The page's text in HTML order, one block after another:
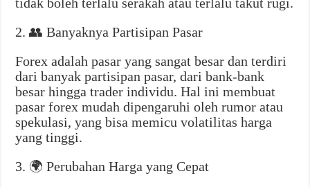
2. 👥 Banyaknya Partisipan Pasar
Forex adalah pasar yang sangat besar dan terdiri
dari banyak partisipan pasar, dari bank-bank
besar hingga trader individu. Hal ini membuat
pasar forex mudah dipengaruhi oleh rumor atau
spekulasi, yang bisa memicu volatilitas harga
yang tinggi.
3. 🌍 Perubahan Harga yang Cepat